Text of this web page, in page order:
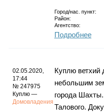
Город/нас. пункт:
Район:
Агентство:
Подробнее
02.05.2020,
17:44
№ 247975
Куплю —
Домовладения
Куплю ветхий
небольшим
города
Талового.